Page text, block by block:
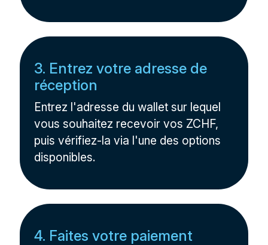
3. Entrez votre adresse de
réception
Entrez l'adresse du wallet sur lequel
vous souhaitez recevoir vos ZCHF,
puis vérifiez-la via l'une des options
disponibles.
4. Faites votre paiement